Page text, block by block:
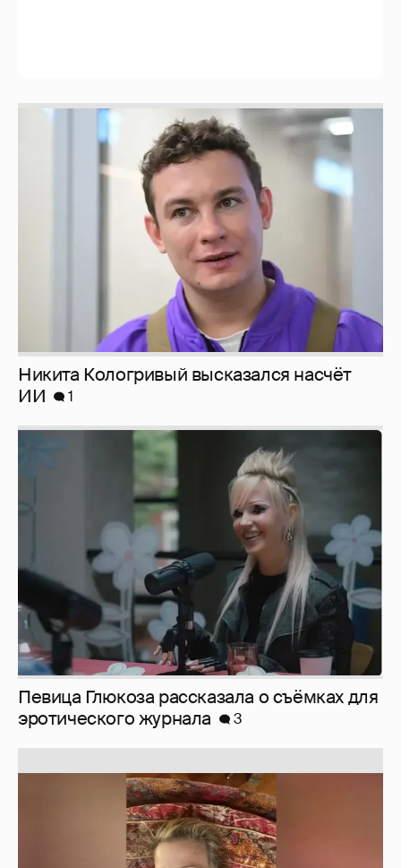
Никита Кологривый высказался насчёт
Певица Глюкоза рассказала о съёмках для
эротического журнала
3
Юлия Высоцкая выложила селфи без